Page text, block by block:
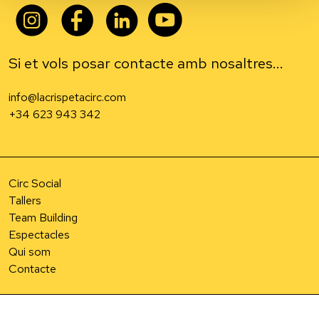
Si et vols posar contacte amb nosaltres...
info@lacrispetacirc.com
+34 623 943 342
Circ Social
Tallers
Team Building
Espectacles
Qui som
Contacte